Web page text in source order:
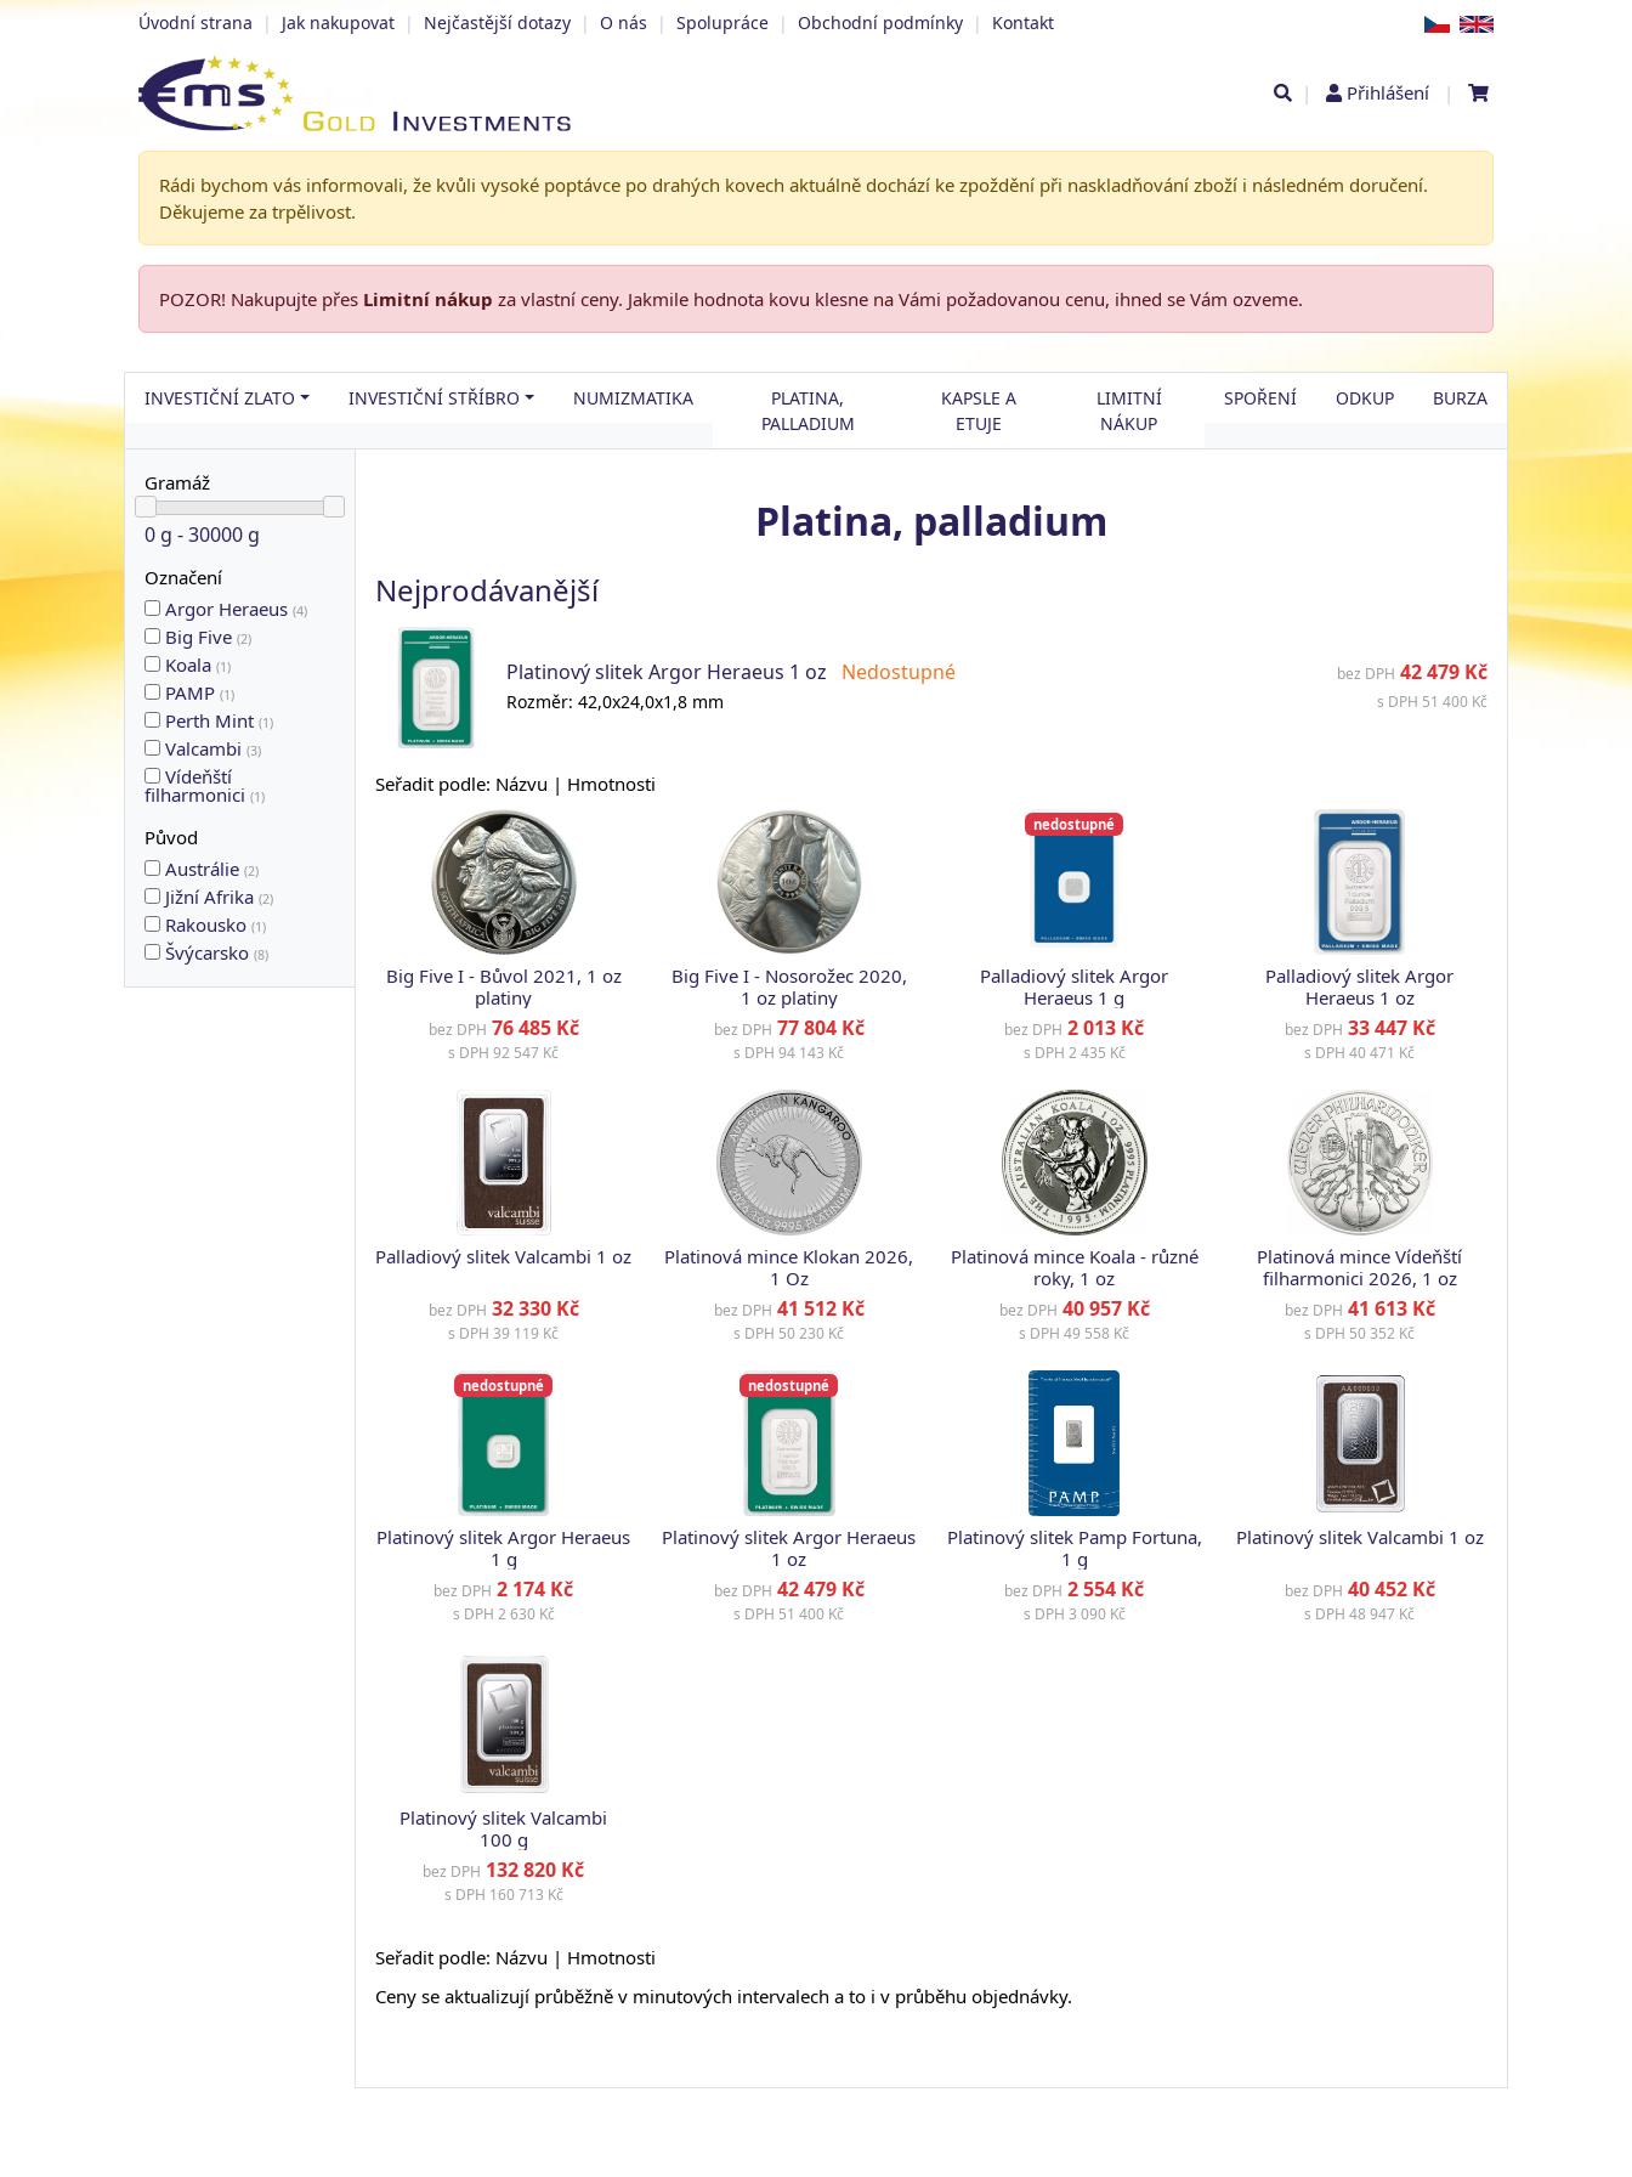
Úvodní strana | Jak nakupovat | Nejčastější dotazy | O nás | Spolupráce | Obchodní podmínky | Kontakt
| Přihlášení |
Rádi bychom vás informovali, že kvůli vysoké poptávce po drahých kovech aktuálně dochází ke zpoždění při naskladňování zboží i následném doručení.
Děkujeme za trpělivost.
POZOR! Nakupujte přes Limitní nákup za vlastní ceny. Jakmile hodnota kovu klesne na Vámi požadovanou cenu, ihned se Vám ozveme.
INVESTIČNÍ ZLATO INVESTIČNÍ STŘÍBRO NUMIZMATIKA
PLATINA,
PALLADIUM
KAPSLE A
ETUJE
LIMITNÍ
NÁKUP
SPOŘENÍ ODKUP BURZA
Gramáž
0 g - 30000 g
Označení
Argor Heraeus (4)
Big Five (2)
Koala (1)
PAMP (1)
Perth Mint (1)
Valcambi (3)
Vídeňští
filharmonici (1)
Původ
Austrálie (2)
Jižní Afrika (2)
Rakousko (1)
Švýcarsko (8)
Platina, palladium
Nejprodávanější
Platinový slitek Argor Heraeus 1 oz Nedostupné
Rozměr: 42,0x24,0x1,8 mm
bez DPH 42 479 Kč
s DPH 51 400 Kč
Seřadit podle: Názvu | Hmotnosti
Big Five I - Bůvol 2021, 1 oz
platiny
bez DPH 76 485 Kč
s DPH 92 547 Kč
Big Five I - Nosorožec 2020,
1 oz platiny
bez DPH 77 804 Kč
s DPH 94 143 Kč
nedostupné
Palladiový slitek Argor
Heraeus 1 g
bez DPH 2 013 Kč
s DPH 2 435 Kč
Palladiový slitek Argor
Heraeus 1 oz
bez DPH 33 447 Kč
s DPH 40 471 Kč
Palladiový slitek Valcambi 1 oz
bez DPH 32 330 Kč
s DPH 39 119 Kč
Platinová mince Klokan 2026,
1 Oz
bez DPH 41 512 Kč
s DPH 50 230 Kč
Platinová mince Koala - různé
roky, 1 oz
bez DPH 40 957 Kč
s DPH 49 558 Kč
Platinová mince Vídeňští
filharmonici 2026, 1 oz
bez DPH 41 613 Kč
s DPH 50 352 Kč
nedostupné
Platinový slitek Argor Heraeus
1 g
bez DPH 2 174 Kč
s DPH 2 630 Kč
nedostupné
Platinový slitek Argor Heraeus
1 oz
bez DPH 42 479 Kč
s DPH 51 400 Kč
Platinový slitek Pamp Fortuna,
1 g
bez DPH 2 554 Kč
s DPH 3 090 Kč
Platinový slitek Valcambi 1 oz
bez DPH 40 452 Kč
s DPH 48 947 Kč
Platinový slitek Valcambi
100 g
bez DPH 132 820 Kč
s DPH 160 713 Kč
Seřadit podle: Názvu | Hmotnosti
Ceny se aktualizují průběžně v minutových intervalech a to i v průběhu objednávky.